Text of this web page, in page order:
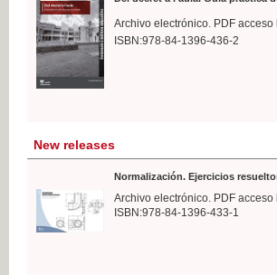
Archivo electrónico. PDF acceso
ISBN:978-84-1396-436-2
New releases
Normalización. Ejercicios
Archivo electrónico. PDF acceso
ISBN:978-84-1396-433-1